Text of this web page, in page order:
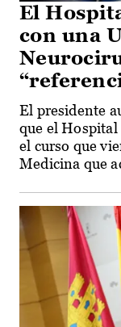
El
con una
El presidente
que el Hospital
el curso que
Medicina que